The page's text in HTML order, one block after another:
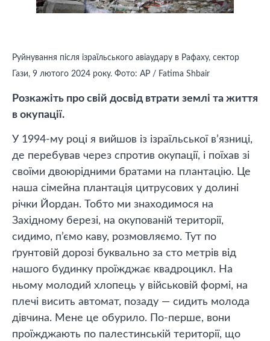
Руйнування після ізраїльського авіаудару в Рафаху, сектор
Гази, 9 лютого 2024 року. Фото: AP / Fatima Shbair
Розкажіть про свій досвід втрати землі та життя
в окупації.
У 1994-му році я вийшов із ізраїльської в’язниці,
де перебував через спротив окупації, і поїхав зі
своїми двоюрідними братами на плантацію. Це
наша сімейна плантація цитрусових у долині
річки Йордан. Тобто ми знаходимося на
Західному березі, на окупованій території,
сидимо, п’ємо каву, розмовляємо. Тут по
ґрунтовій дорозі буквально за сто метрів від
нашого будинку проїжджає квадроцикл. На
ньому молодий хлопець у військовій формі, на
плечі висить автомат, позаду — сидить молода
дівчина. Мене це обурило. По-перше, вони
проїжджають по палестинській території, що